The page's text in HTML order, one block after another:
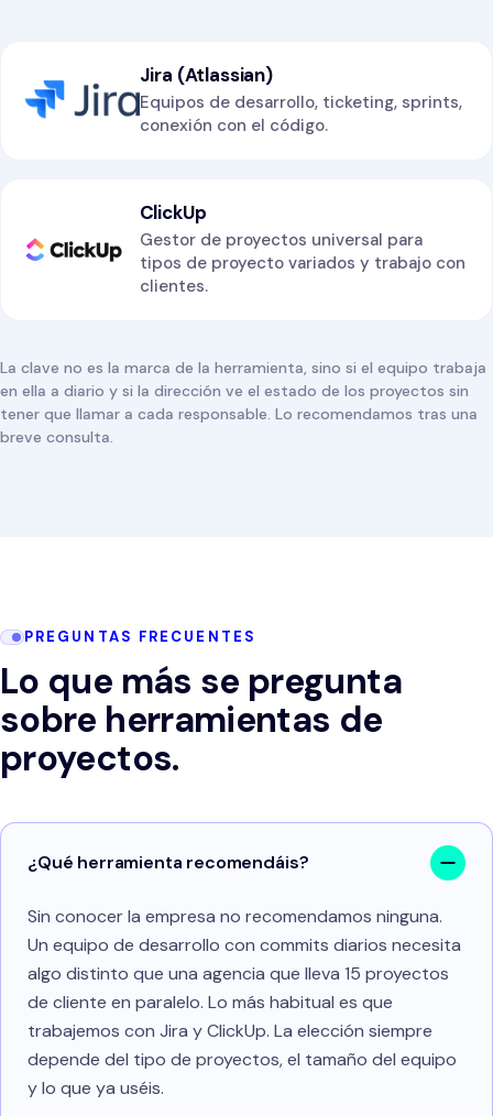
Jira (Atlassian)
Equipos de desarrollo, ticketing, sprints,
conexión con el código.
ClickUp
Gestor de proyectos universal para
tipos de proyecto variados y trabajo con
clientes.
La clave no es la marca de la herramienta, sino si el equipo trabaja
en ella a diario y si la dirección ve el estado de los proyectos sin
tener que llamar a cada responsable. Lo recomendamos tras una
breve consulta.
PREGUNTAS FRECUENTES
Lo que más se pregunta
sobre herramientas de
proyectos.
¿Qué herramienta recomendáis?
Sin conocer la empresa no recomendamos ninguna.
Un equipo de desarrollo con commits diarios necesita
algo distinto que una agencia que lleva 15 proyectos
de cliente en paralelo. Lo más habitual es que
trabajemos con Jira y ClickUp. La elección siempre
depende del tipo de proyectos, el tamaño del equipo
y lo que ya uséis.